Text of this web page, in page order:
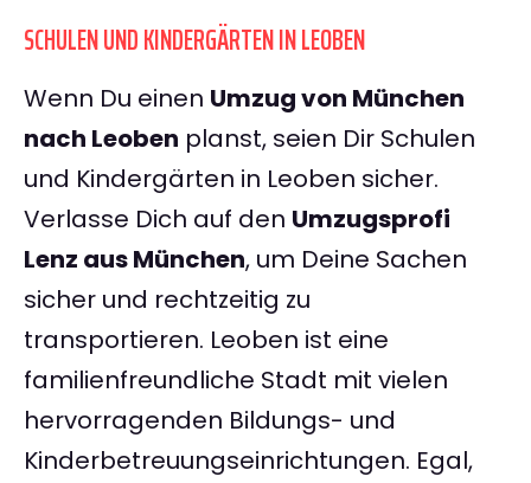
SCHULEN UND KINDERGÄRTEN IN LEOBEN
Wenn Du einen Umzug von München
nach Leoben planst, seien Dir Schulen
und Kindergärten in Leoben sicher.
Verlasse Dich auf den Umzugsprofi
Lenz aus München, um Deine Sachen
sicher und rechtzeitig zu
transportieren. Leoben ist eine
familienfreundliche Stadt mit vielen
hervorragenden Bildungs- und
Kinderbetreuungseinrichtungen. Egal,